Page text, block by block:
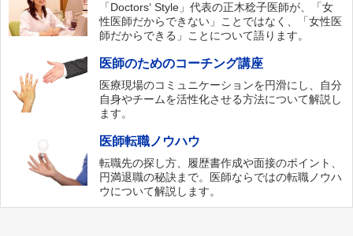
「Doctors‘ Style」代表の正木稔子医師が、「女
性医師だからできない」ことではなく、「女性医
師だからできる」ことについて語ります。
医師のためのコーチング講座
医療現場のコミュニケーションを円滑にし、自分
自身やチームを活性化させる方法について解説し
ます。
医師転職ノウハウ
転職先の探し方、履歴書作成や面接のポイント、
円満退職の秘訣まで。医師ならではの転職ノウハ
ウについて解説します。